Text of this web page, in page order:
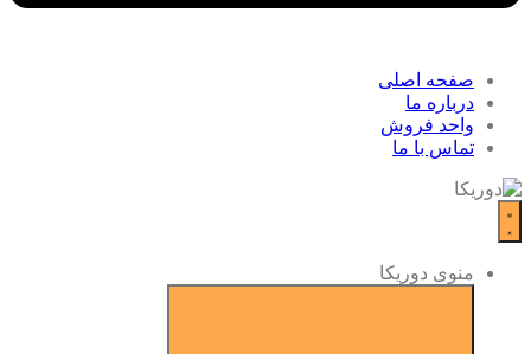
صفحه اصلی
درباره ما
واحد فروش
تماس با ما
منوی دوریکا